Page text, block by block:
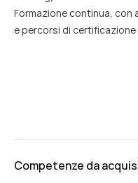
Formazione continua, con
e percorsi di certificazione
Competenze da